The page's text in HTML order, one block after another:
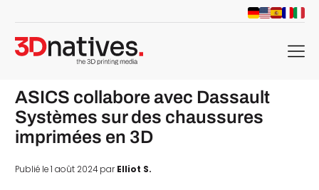
menu
ASICS collabore avec Dassault
Systèmes sur des chaussures
imprimées en 3D
Publié le 1 août 2024 parElliot S.